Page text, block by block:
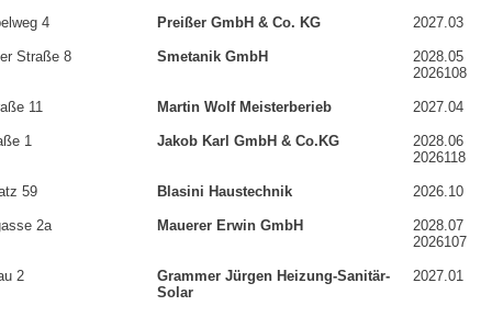
4 Preißer GmbH & Co. KG 2027.03
Straße 8 Smetanik GmbH
2028.05
2026108
11 Martin Wolf Meisterberieb 2027.04
1 Jakob Karl GmbH & Co.KG
2028.06
2026118
59 Blasini Haustechnik 2026.10
2a Mauerer Erwin GmbH
2028.07
2026107
2
Grammer Jürgen Heizung-Sanitär-
Solar
2027.01